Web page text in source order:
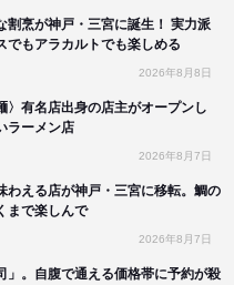
割烹が神戸・三宮に誕生！ 実力派
でもアラカルトでも楽しめる
2026年8月8日
〉有名店出身の店主がオープンし
ラーメン店
2026年8月7日
わえる店が神戸・三宮に移転。鯛の
まで楽しんで
2026年8月7日
」。自腹で通える価格帯に予約が殺